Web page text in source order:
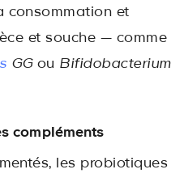
consommation et
et souche — comme
GGou Bifidobacterium
compléments
les probiotiques